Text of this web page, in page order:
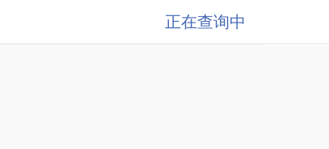
正在查询中